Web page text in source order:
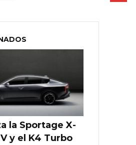
la Sportage X-
y el K4 Turbo